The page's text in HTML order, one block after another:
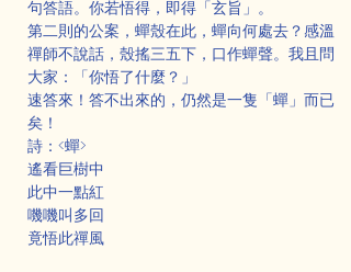
句答語。你若悟得，即得「玄旨」。
第二則的公案，蟬殼在此，蟬向何處去？感溫
禪師不說話，殼搖三五下，口作蟬聲。我且問
大家：「你悟了什麼？」
速答來！答不出來的，仍然是一隻「蟬」而已
矣！
詩：<蟬>
遙看巨樹中
此中一點紅
嘰嘰叫多回
竟悟此禪風